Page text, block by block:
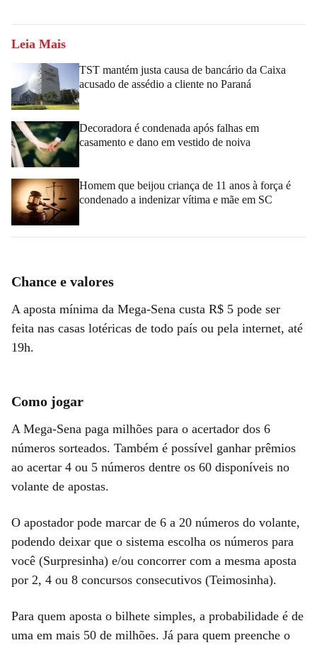
Leia Mais
TST mantém justa causa de bancário da Caixa
acusado de assédio a cliente no Paraná
Decoradora é condenada após falhas em
casamento e dano em vestido de noiva
Homem que beijou criança de 11 anos à força é
condenado a indenizar vítima e mãe em SC
Chance e valores
A aposta mínima da Mega-Sena custa R$ 5 pode ser
feita nas casas lotéricas de todo país ou pela internet, até
19h.
Como jogar
A Mega-Sena paga milhões para o acertador dos 6
números sorteados. Também é possível ganhar prêmios
ao acertar 4 ou 5 números dentre os 60 disponíveis no
volante de apostas.
O apostador pode marcar de 6 a 20 números do volante,
podendo deixar que o sistema escolha os números para
você (Surpresinha) e/ou concorrer com a mesma aposta
por 2, 4 ou 8 concursos consecutivos (Teimosinha).
Para quem aposta o bilhete simples, a probabilidade é de
uma em mais 50 de milhões. Já para quem preenche o